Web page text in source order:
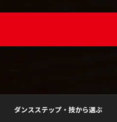
ダンスステップ・技から選ぶ